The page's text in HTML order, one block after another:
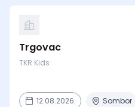
Trgovac
TKR Kids
12.08.2026. Sombor